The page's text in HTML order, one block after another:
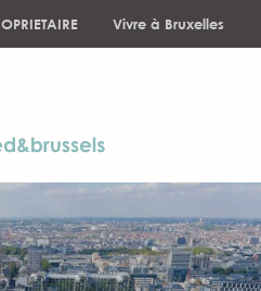
Vivre à Bruxelles